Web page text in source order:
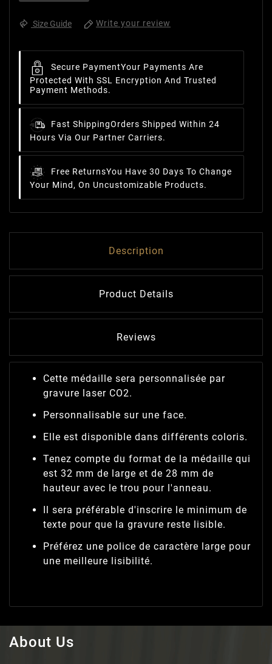
Size Guide Write your review
Secure PaymentYour Payments Are
Protected With SSL Encryption And Trusted
Payment Methods.
Fast ShippingOrders Shipped Within 24
Hours Via Our Partner Carriers.
Free ReturnsYou Have 30 Days To Change
Your Mind, On Uncustomizable Products.
Description
Product Details
Reviews
Cette médaille sera personnalisée par
gravure laser CO2.
Personnalisable sur une face.
Elle est disponible dans différents coloris.
Tenez compte du format de la médaille qui
est 32 mm de large et de 28 mm de
hauteur avec le trou pour l'anneau.
Il sera préférable d'inscrire le minimum de
texte pour que la gravure reste lisible.
Préférez une police de caractère large pour
une meilleure lisibilité.
About Us